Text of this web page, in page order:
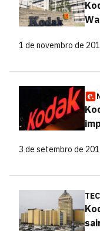
1 de novembro de
3 de setembro de